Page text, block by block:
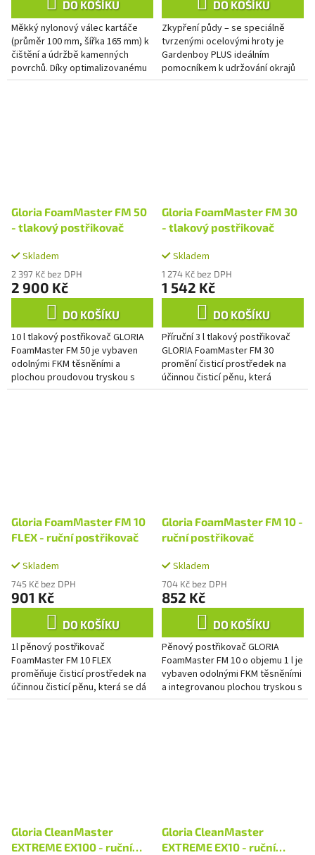
DO KOŠÍKU
Měkký nylonový válec kartáče
(průměr 100 mm, šířka 165 mm) k
čištění a údržbě kamenných
povrchů. Díky optimalizovanému
profilu kartáče se i drážky a
DO KOŠÍKU
Zkypření půdy – se speciálně
tvrzenými ocelovými hroty je
Gardenboy PLUS ideálním
pomocníkem k udržování okrajů
trávníku, rozrývání, rozdrobení,
Gloria FoamMaster FM 50
- tlakový postřikovač
Skladem
2 397 Kč bez DPH
2 900 Kč
DO KOŠÍKU
10 l tlakový postřikovač GLORIA
FoamMaster FM 50 je vybaven
odolnými FKM těsněními a
plochou proudovou tryskou s
úhlem postřiku 110°. Promění
Gloria FoamMaster FM 30
- tlakový postřikovač
Skladem
1 274 Kč bez DPH
1 542 Kč
DO KOŠÍKU
Příruční 3 l tlakový postřikovač
GLORIA FoamMaster FM 30
promění čisticí prostředek na
účinnou čisticí pěnu, která
intenzivně působí na
Gloria FoamMaster FM 10
FLEX - ruční postřikovač
Skladem
745 Kč bez DPH
901 Kč
DO KOŠÍKU
1l pěnový postřikovač
FoamMaster FM 10 FLEX
proměňuje čisticí prostředek na
účinnou čisticí pěnu, která se dá
při postřiku ideálně rozdělit po
Gloria FoamMaster FM 10 -
ruční postřikovač
Skladem
704 Kč bez DPH
852 Kč
DO KOŠÍKU
Pěnový postřikovač GLORIA
FoamMaster FM 10 o objemu 1 l je
vybaven odolnými FKM těsněními
a integrovanou plochou tryskou s
úhlem rozstřiku 110 ° a
Gloria CleanMaster
EXTREME EX100 - ruční
Gloria CleanMaster
EXTREME EX10 - ruční